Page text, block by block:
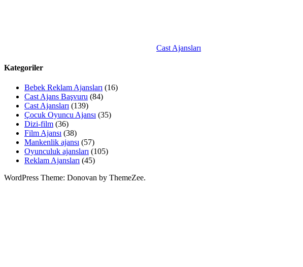
Cast Ajansları
Kategoriler
Bebek Reklam Ajansları (16)
Cast Ajans Başvuru (84)
Cast Ajansları (139)
Çocuk Oyuncu Ajansı (35)
Dizi-film (36)
Film Ajansı (38)
Mankenlik ajansı (57)
Oyunculuk ajansları (105)
Reklam Ajansları (45)
WordPress Theme: Donovan by ThemeZee.